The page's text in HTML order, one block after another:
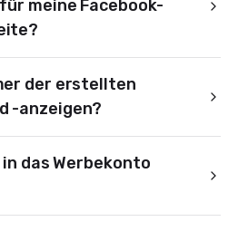
meine Facebook-
der erstellten
-anzeigen?
das Werbekonto